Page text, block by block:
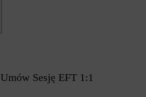
Umów Sesję EFT 1:1